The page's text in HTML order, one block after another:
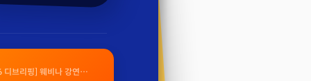
브리핑] 웨비나 강연